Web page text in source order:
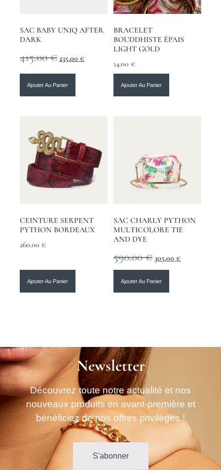
SAC BABY UNIQ AFTER
DARK
415.00€ 235.00 €
Ajouter Au Panier
BRACELET
BOUDDHISTE ÉPAIS
LIGHT GOLD
14.00 €
Ajouter Au Panier
CEINTURE SERPENT
PYTHON BORDEAUX
260.00 €
Ajouter Au Panier
SAC CHARLY PYTHON
MULTICOLORE TIE
AND DYE
590.00€ 305.00 €
Ajouter Au Panier
Newsletter
Découvrez toute notre actualité et nos
nouveaux produits en avant-première et
bénéficiez de nos offres privilèges !
S'abonner